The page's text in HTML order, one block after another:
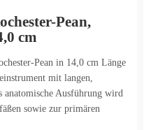
Pean,
cm
Pean in 14,0 cm Länge
mit langen,
Ausführung wird
sowie zur primären